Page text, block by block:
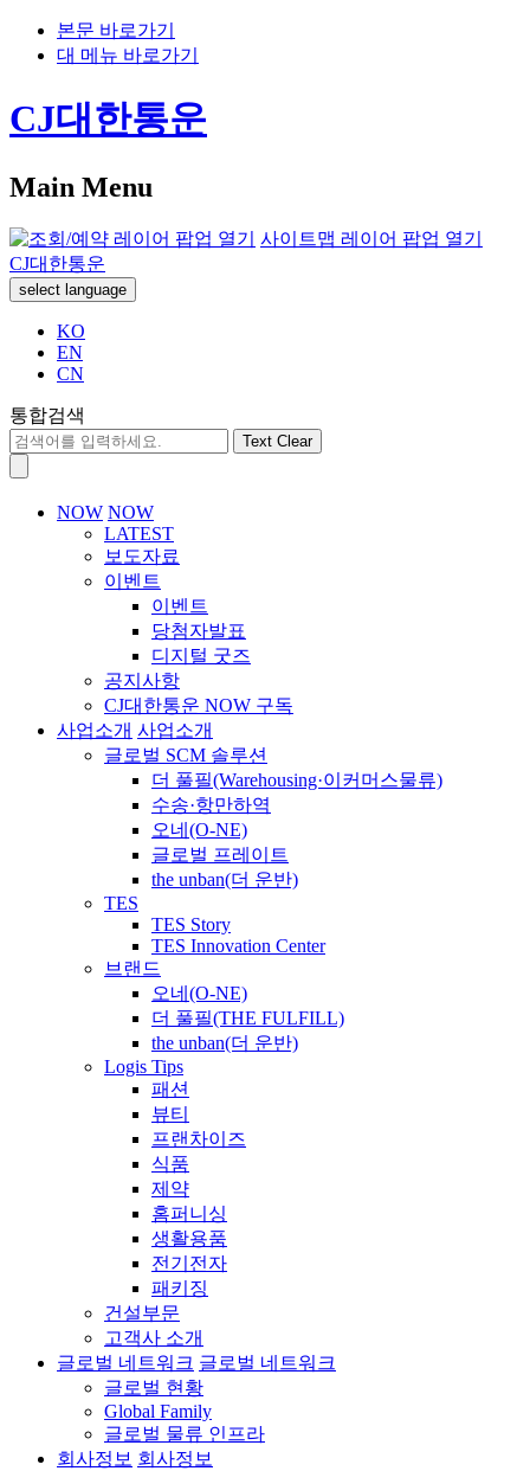
본문 바로가기
대 메뉴 바로가기
CJ대한통운
Main Menu
사이트맵 레이어 팝업 열기
CJ대한통운
select language
KO
EN
CN
통합검색
Text Clear
NOW NOW
LATEST
보도자료
이벤트
이벤트
당첨자발표
디지털 굿즈
공지사항
CJ대한통운 NOW 구독
사업소개 사업소개
글로벌 SCM 솔루션
더 풀필(Warehousing·이커머스물류)
수송·항만하역
오네(O-NE)
글로벌 프레이트
the unban(더 운반)
TES
TES Story
TES Innovation Center
브랜드
오네(O-NE)
더 풀필(THE FULFILL)
the unban(더 운반)
Logis Tips
패션
뷰티
프랜차이즈
식품
제약
홈퍼니싱
생활용품
전기전자
패키징
건설부문
고객사 소개
글로벌 네트워크 글로벌 네트워크
글로벌 현황
Global Family
글로벌 물류 인프라
회사정보 회사정보